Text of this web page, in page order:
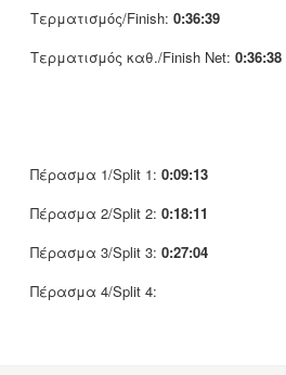
Τερματισμός/Finish: 0:36:39
Τερματισμός καθ./Finish Net: 0:36:38
Πέρασμα 1/Split 1: 0:09:13
Πέρασμα 2/Split 2: 0:18:11
Πέρασμα 3/Split 3: 0:27:04
Πέρασμα 4/Split 4: